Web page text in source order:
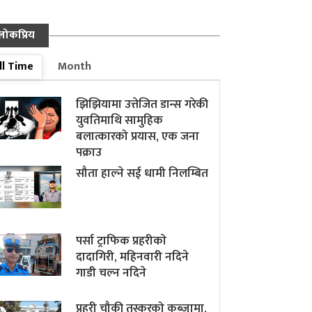
Time
Month
झिझियामा उत्तेजित डान्स गरेकी
युवतिमाथि सामुहिक
बलात्कारको प्रयास, एक जना
पक्राउ
सौता हाल्ने सई धामी निलम्बित
पर्सा ट्राफिक प्रहरीकाे
दादागिरी, महिनवारी नदिने
गाडी चल्न नदिने